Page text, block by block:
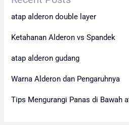
atap alderon double layer
Ketahanan Alderon vs Spandek
atap alderon gudang
Warna Alderon dan Pengaruhnya
Tips Mengurangi Panas di Bawah